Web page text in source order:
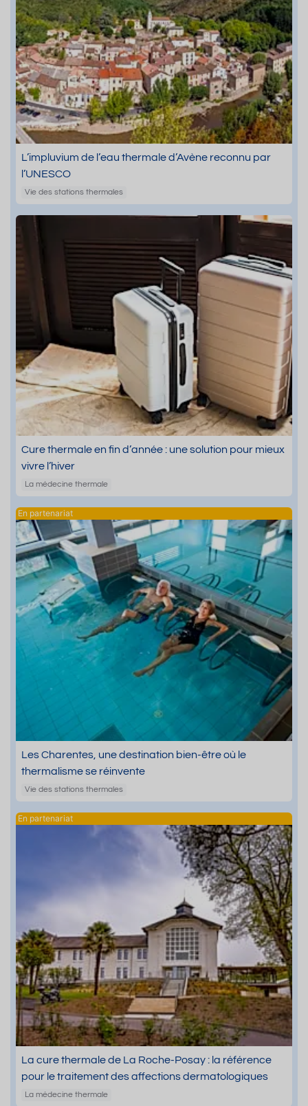
L’impluvium de l’eau thermale d’Avène reconnu par
l’UNESCO
Vie des stations thermales
Cure thermale en fin d’année : une solution pour mieux
vivre l’hiver
La médecine thermale
Les Charentes, une destination bien-être où le
thermalisme se réinvente
Vie des stations thermales
La cure thermale de La Roche-Posay : la référence
pour le traitement des affections dermatologiques
La médecine thermale